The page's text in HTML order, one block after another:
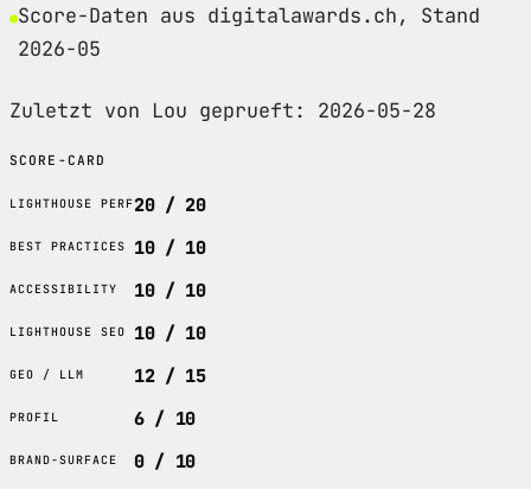
Score-Daten aus digitalawards.ch, Stand
2026-05
Zuletzt von Lou geprueft: 2026-05-28
SCORE-CARD
LIGHTHOUSE PERF20 / 20
BEST PRACTICES 10 / 10
ACCESSIBILITY 10 / 10
LIGHTHOUSE SEO 10 / 10
GEO / LLM 12 / 15
PROFIL 6 / 10
BRAND-SURFACE 0 / 10